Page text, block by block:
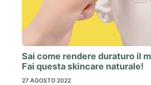
Sai come rendere duraturo il
Fai questa skincare naturale!
27 AGOSTO 2022